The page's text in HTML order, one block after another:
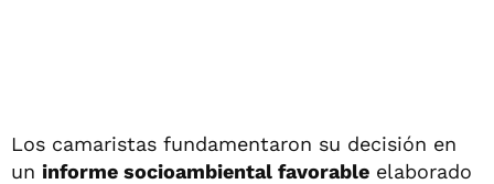
Los camaristas fundamentaron su decisión en
un informe socioambiental favorable elaborado